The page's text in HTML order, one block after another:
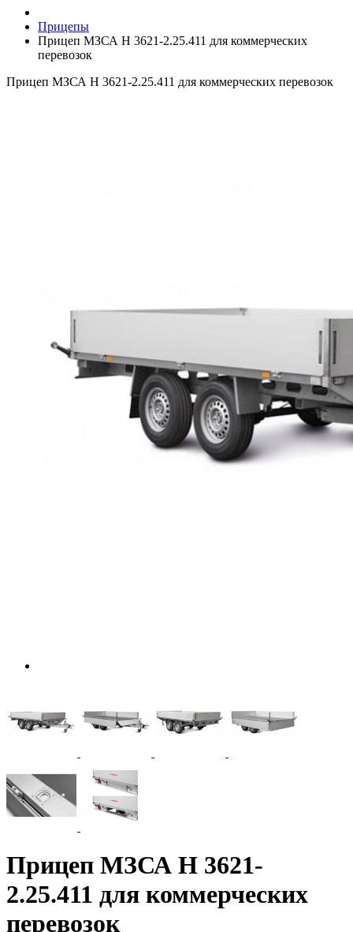
Прицепы
Прицеп МЗСА H 3621-2.25.411 для коммерческих
перевозок
Прицеп МЗСА H 3621-2.25.411 для коммерческих перевозок
Прицеп МЗСА H 3621-
2.25.411 для коммерческих
перевозок